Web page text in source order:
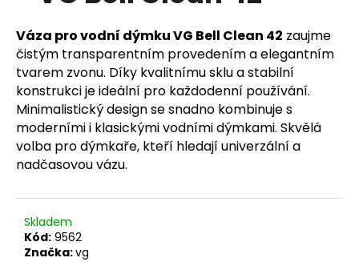
hvězdiček.
Váza pro vodní dýmku VG Bell Clean 42 zaujme
čistým transparentním provedením a elegantním
tvarem zvonu. Díky kvalitnímu sklu a stabilní
konstrukci je ideální pro každodenní používání.
Minimalistický design se snadno kombinuje s
moderními i klasickými vodními dýmkami. Skvělá
volba pro dýmkaře, kteří hledají univerzální a
nadčasovou vázu.
Skladem
Kód: 9562
Značka:vg
D
o
p
o
r
u
č
j
e
m
e